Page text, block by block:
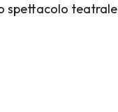
spettacolo teatrale